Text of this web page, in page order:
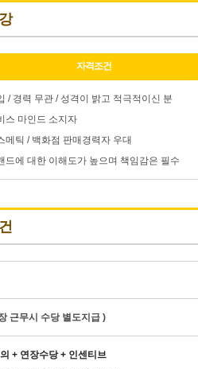
자격조건
/ 경력 무관 / 성격이 밝고 적극적이신 분
스 마인드 소지자
메틱 / 백화점 판매경력자 우대
드에 대한 이해도가 높으며 책임감은 필수
근무시 수당 별도지급 )
+ 연장수당 + 인센티브